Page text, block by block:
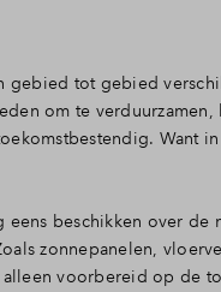
gebied tot gebied
om te
Want
beschikken over de
zonnepanelen,
voorbereid op de